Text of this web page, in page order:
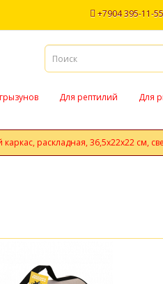
+7904 395-11-
Для рептилий Для
раскладная, 36,5х22х22 см,